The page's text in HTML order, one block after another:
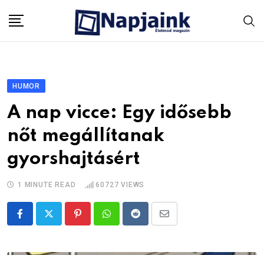
HUMOR
A nap vicce: Egy idősebb
nőt megállítanak
gyorshajtásért
1 MINUTE READ 60727 VIEWS
PinterestWhatsappRedditShare